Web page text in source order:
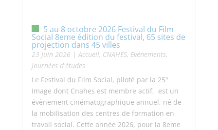
5 au 8 octobre 2026 Festival du Film
Social 8eme édition du festival, 65 sites de
projection dans 45 villes
23 Juin 2026|Accueil, CNAHES, Evénements,
journées d'études
Le Festival du Film Social, piloté par la 25°
Image dont Cnahes est membre actif, est un
évènement cinématographique annuel, né de
la mobilisation des centres de formation en
travail social. Cette année 2026, pour la 8eme